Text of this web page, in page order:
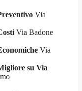
Via
Via Badone
Via
su Via